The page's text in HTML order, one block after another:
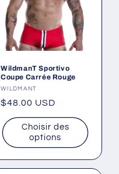
WildmanT Sportivo
Coupe Carrée Rouge
Fournisseur :
WILDMANT
Prix
habituel
$48.00 USD
Choisir des
options